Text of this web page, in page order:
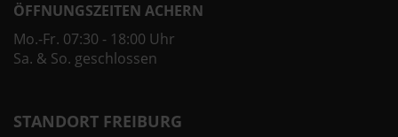
ÖFFNUNGSZEITEN ACHERN
Mo.-Fr. 07:30 - 18:00 Uhr
Sa. & So. geschlossen
STANDORT FREIBURG